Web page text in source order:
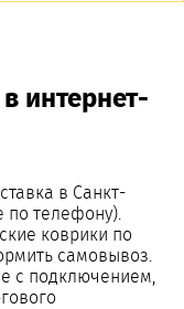
интернет-
в Санкт-
по телефону).
коврики по
самовывоз.
с подключением,